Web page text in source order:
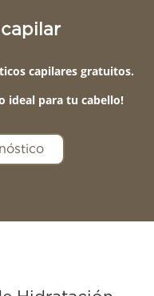
capilares gratuitos.
ideal para tu cabello!